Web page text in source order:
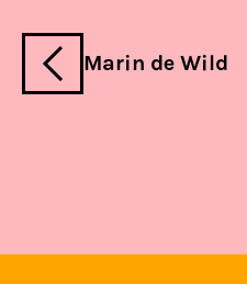
Marin de Wild